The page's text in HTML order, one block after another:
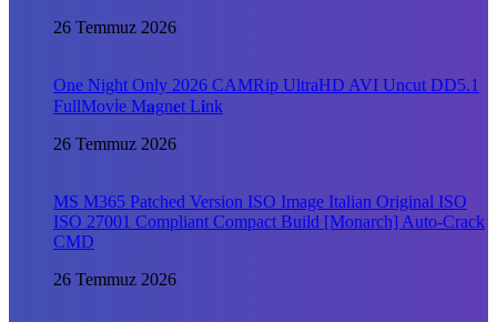
26 Temmuz 2026
One Night Only 2026 CAMRip UltraHD AVI Uncut DD5.1
FullMov𝗂e M𝐚gn𝐞t L𝐢nk
26 Temmuz 2026
MS M365 Patched Version ISO Image Italian Original ISO
ISO 27001 Compliant Compact Build [Monarch] Auto-Crack
CMD
26 Temmuz 2026